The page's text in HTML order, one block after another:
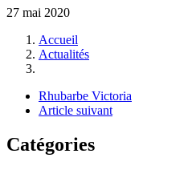
27 mai 2020
Accueil
Actualités
Rhubarbe Victoria
Article suivant
Catégories